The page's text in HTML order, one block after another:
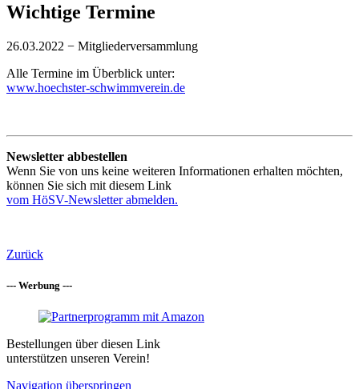
Wichtige Termine
26.03.2022 − Mitgliederversammlung
Alle Termine im Überblick unter:
www.hoechster-schwimmverein.de
Newsletter abbestellen
Wenn Sie von uns keine weiteren Informationen erhalten möchten,
können Sie sich mit diesem Link
vom HöSV-Newsletter abmelden.
Zurück
--- Werbung ---
Bestellungen über diesen Link
unterstützen unseren Verein!
Navigation überspringen